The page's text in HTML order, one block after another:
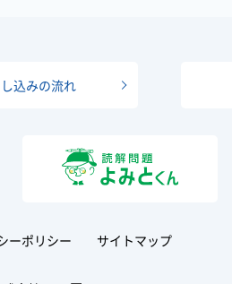
込みの流れ
ーポリシー サイトマップ